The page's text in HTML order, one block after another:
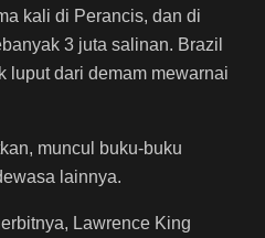
kali di Perancis, dan di
3 juta salinan. Brazil
luput dari demam mewarnai
muncul buku-buku
lainnya.
Lawrence King